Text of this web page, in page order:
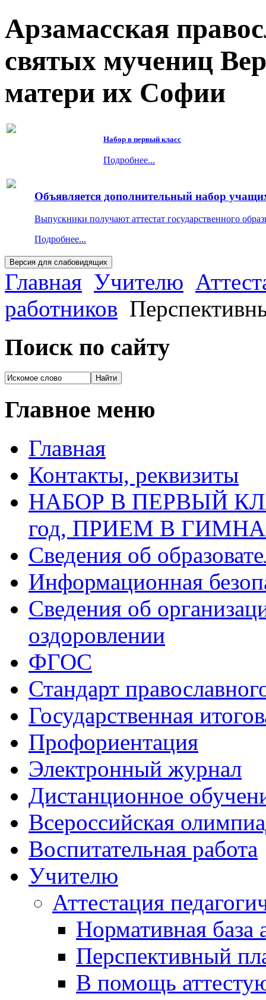
Арзамасская
святых мучениц
матери их Софии
Набор в первый класс
Подробнее...
Объявляется дополнительный набор
Выпускники получают аттестат государственного
Подробнее...
Главная Учителю
работников
Поиск по сайту
Главное меню
Главная
Контакты, реквизиты
НАБОР В ПЕРВЫЙ
год, ПРИЕМ В
Сведения об
Информационная
Сведения об
оздоровлении
ФГОС
Стандарт
Государственная
Профориентация
Электронный журнал
Дистанционное
Всероcсийская
Воспитательная работа
Учителю
Аттестация
Нормативная база
Перспективный
В помощь